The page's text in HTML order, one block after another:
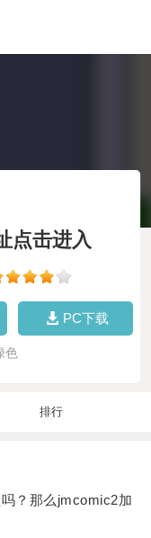
点击进入
PC下载
色
排行
？那么jmcomic2加